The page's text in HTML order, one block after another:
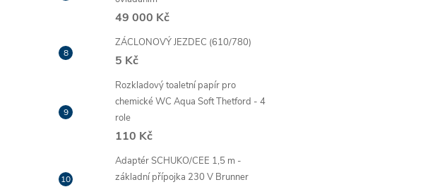
49 000 Kč
ZÁCLONOVÝ JEZDEC (610/780)
5 Kč
Rozkladový toaletní papír pro
chemické WC Aqua Soft Thetford - 4
role
110 Kč
Adaptér SCHUKO/CEE 1,5 m -
základní přípojka 230 V Brunner